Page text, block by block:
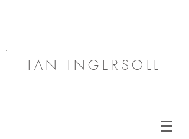
IAN INGERSOLL